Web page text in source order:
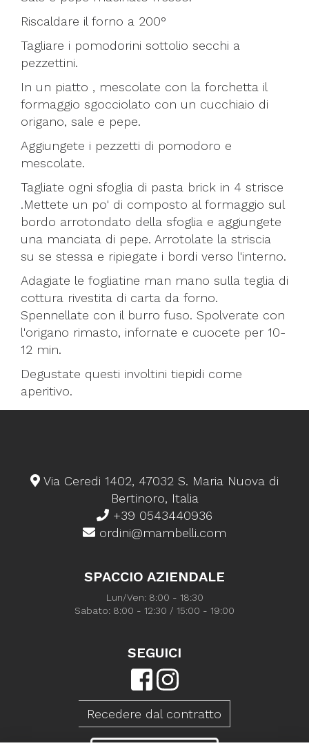
Riscaldare il forno a 200°
Tagliare i pomodorini sottolio secchi a
pezzettini.
In un piatto , mescolate con la forchetta il
formaggio sgocciolato con un cucchiaio di
origano, sale e pepe.
Aggiungete i pezzetti di pomodoro e
mescolate.
Tagliate ogni sfoglia di pasta brick in 4 strisce
.Mettete un po' di composto al formaggio sul
bordo arrotondato della sfoglia e aggiungete
una manciata di pepe. Arrotolate la striscia
su se stessa e ripiegate i bordi verso l'interno.
Adagiate le fogliatine man mano sulla teglia di
cottura rivestita di carta da forno.
Spennellate con il burro fuso. Spolverate con
l'origano rimasto, infornate e cuocete per 10-
12 min.
Degustate questi involtini tiepidi come
aperitivo.
Via Ceredi 1402, 47032 S. Maria Nuova di
Bertinoro, Italia
+39 0543440936
ordini@mambelli.com
SPACCIO AZIENDALE
Lun/Ven: 8:00 - 18:30
Sabato: 8:00 - 12:30 / 15:00 - 19:00
SEGUICI
Recedere dal contratto